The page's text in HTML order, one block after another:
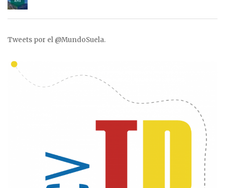
Tweets por el @MundoSuela.